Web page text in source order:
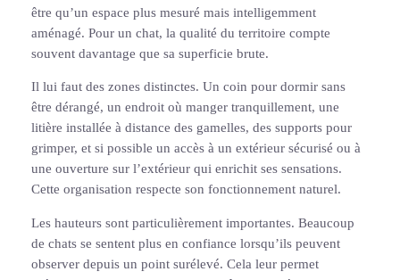
être qu’un espace plus mesuré mais intelligemment
aménagé. Pour un chat, la qualité du territoire compte
souvent davantage que sa superficie brute.
Il lui faut des zones distinctes. Un coin pour dormir sans
être dérangé, un endroit où manger tranquillement, une
litière installée à distance des gamelles, des supports pour
grimper, et si possible un accès à un extérieur sécurisé ou à
une ouverture sur l’extérieur qui enrichit ses sensations.
Cette organisation respecte son fonctionnement naturel.
Les hauteurs sont particulièrement importantes. Beaucoup
de chats se sentent plus en confiance lorsqu’ils peuvent
observer depuis un point surélevé. Cela leur permet